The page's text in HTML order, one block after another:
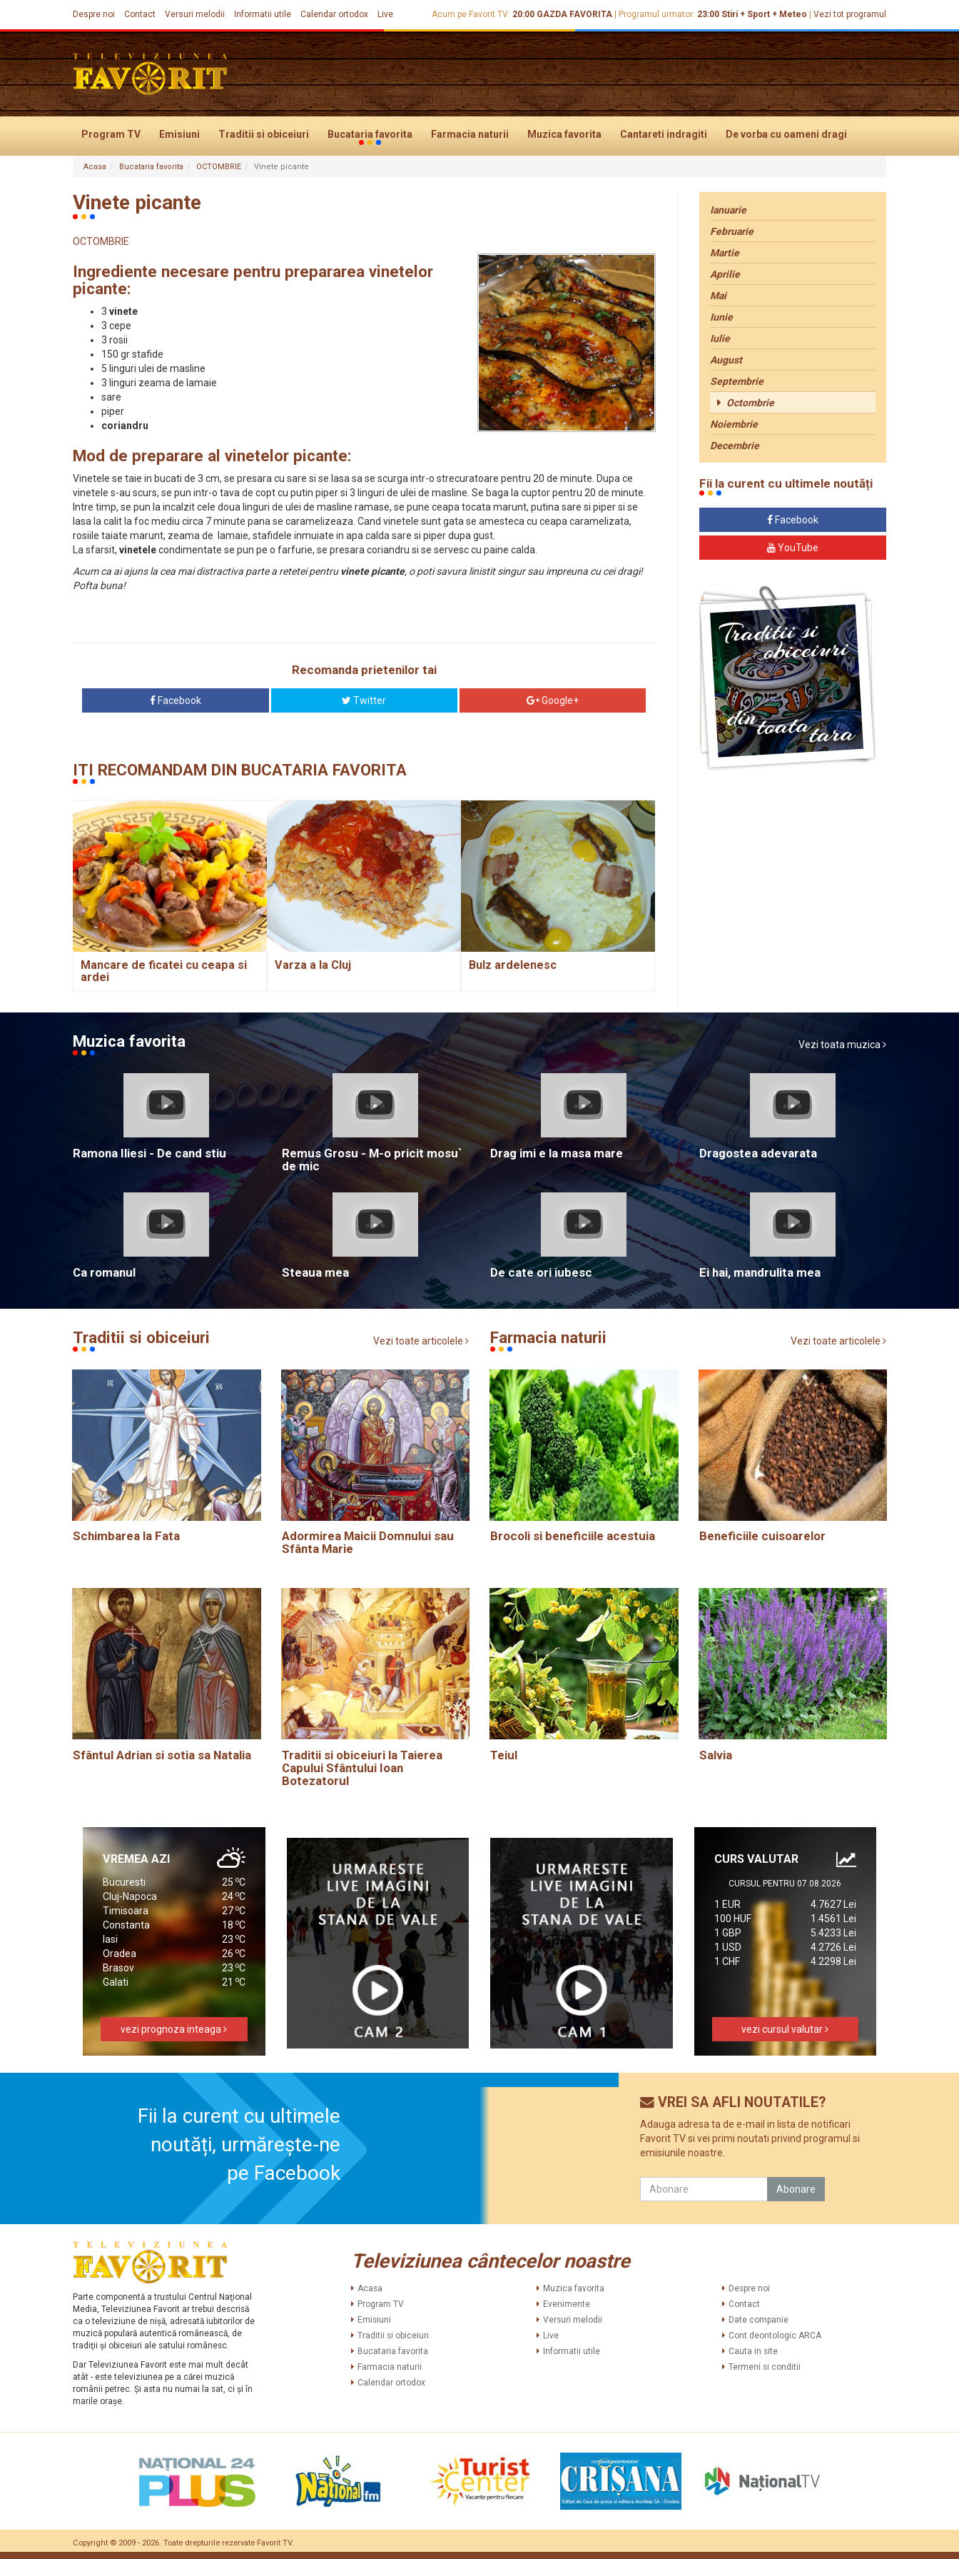
Despre noi Contact Versuri melodii Informatii utile Calendar ortodox Live Acum pe Favorit TV: 20:00 GAZDA FAVORITA Programul urmator: 23:00 Stiri + Sport + Meteo Vezi tot programul
Program TV Emisiuni Traditii si obiceiuri Bucataria favorita Farmacia naturii Muzica favorita Cantareti indragiti De vorba cu oameni dragi
Evenimente
Acasa Bucataria favorita OCTOMBRIE Vinete picante
Vinete picante
OCTOMBRIE
Ingrediente necesare pentru prepararea vinetelor
picante:
3 vinete
3 cepe
3 rosii
150 gr stafide
5 linguri ulei de masline
3 linguri zeama de lamaie
sare
piper
coriandru
Mod de preparare al vinetelor picante:
Vinetele se taie in bucati de 3 cm, se presara cu sare si se lasa sa se scurga intr-o strecuratoare pentru 20 de minute. Dupa ce
vinetele s-au scurs, se pun intr-o tava de copt cu putin piper si 3 linguri de ulei de masline. Se baga la cuptor pentru 20 de minute.
Intre timp, se pun la incalzit cele doua linguri de ulei de masline ramase, se pune ceapa tocata marunt, putina sare si piper si se
lasa la calit la foc mediu circa 7 minute pana se caramelizeaza. Cand vinetele sunt gata se amesteca cu ceapa caramelizata,
rosiile taiate marunt, zeama de lamaie, stafidele inmuiate in apa calda sare si piper dupa gust.
La sfarsit, vinetelecondimentate se pun pe o farfurie, se presara coriandru si se servesc cu paine calda.
Acum ca ai ajuns la cea mai distractiva parte a retetei pentruvinete picante, o poti savura linistit singur sau impreuna cu cei dragi!
Pofta buna!
Recomanda prietenilor tai
Facebook Twitter Google+
ITI RECOMANDAM DIN BUCATARIA FAVORITA
Mancare de ficatei cu ceapa si
ardei
Varza a la Cluj Bulz ardelenesc
Ianuarie
Februarie
Martie
Aprilie
Mai
Iunie
Iulie
August
Septembrie
Octombrie
Noiembrie
Decembrie
Fii la curent cu ultimele noutăți
Facebook
YouTube
Muzica favorita Vezi toata muzica
Ramona Iliesi - De cand stiu
Remus Grosu - M-o pricit mosu`
de mic
Drag imi e la masa mare Dragostea adevarata
Ca romanul Steaua mea De cate ori iubesc Ei hai, mandrulita mea
Traditii si obiceiuri Vezi toate articolele
Schimbarea la Fata
Adormirea Maicii Domnului sau
Sfânta Marie
Sfântul Adrian si sotia sa Natalia
Traditii si obiceiuri la Taierea
Capului Sfântului Ioan
Botezatorul
Farmacia naturii Vezi toate articolele
Brocoli si beneficiile acestuia Beneficiile cuisoarelor
Teiul Salvia
VREMEA AZI
Bucuresti 25 oC
Cluj-Napoca
24 oC
Timisoara
27oC
Constanta
18 oC
Iasi
23 oC
Oradea
26 oC
Brasov
23 oC
Galati
21 oC
vezi prognoza inteaga
CURS VALUTAR
CURSUL PENTRU 07.08.2026
1 EUR
4.7627 Lei
100 HUF
1.4561 Lei
1 GBP
5.4233 Lei
1 USD
4.2726 Lei
1 CHF
4.2298 Lei
vezi cursul valutar
Fii la curent cu ultimele
noutăți, urmărește-ne
pe Facebook
VREI SA AFLI NOUTATILE?
Adauga adresa ta de e-mail in lista de notificari
Favorit TV si vei primi noutati privind programul si
emisiunile noastre.
Parte componentă a trustului Centrul Naţional
Media, Televiziunea Favorit ar trebui descrisă
ca o televiziune de nişă, adresată iubitorilor de
muzică populară autentică românească, de
tradiţii şi obiceiuri ale satului românesc.
Dar Televiziunea Favorit este mai mult decât
atât - este televiziunea pe a cărei muzică
românii petrec. Şi asta nu numai la sat, ci şi în
marile oraşe.
Televiziunea cântecelor noastre
Acasa
Program TV
Emisiuni
Traditii si obiceiuri
Bucataria favorita
Farmacia naturii
Calendar ortodox
Muzica favorita
Evenimente
Versuri melodii
Live
Informatii utile
Despre noi
Contact
Date companie
Cont deontologic ARCA
Cauta in site
Termeni si conditii
Copyright © 2009 - 2026. Toate drepturile rezervate Favorit TV.